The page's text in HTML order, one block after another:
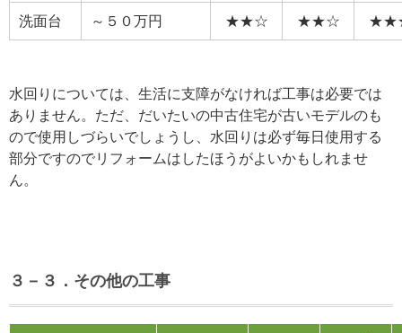
洗面台 ～５０万円 ★★☆ ★★☆
水回りについては、生活に支障がなければ工事は必要では
ありません。ただ、だいたいの中古住宅が古いモデルのも
ので使用しづらいでしょうし、水回りは必ず毎日使用する
部分ですのでリフォームはしたほうがよいかもしれませ
ん。
３－３．その他の工事